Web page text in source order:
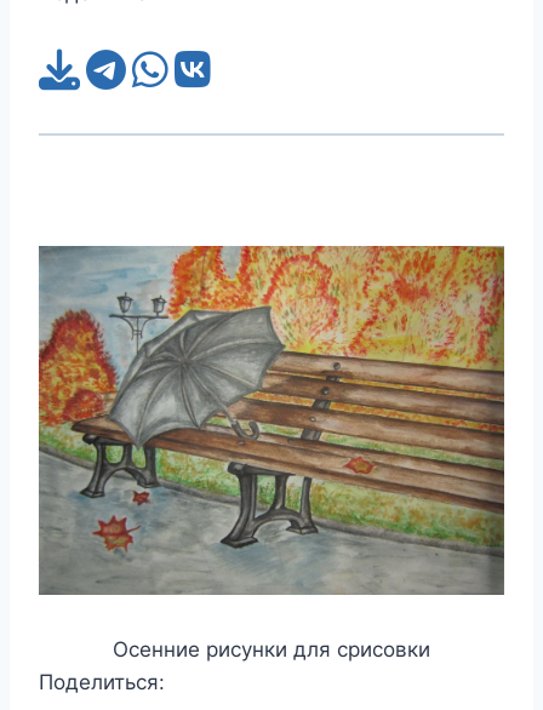
Осенние рисунки для срисовки
Поделиться: